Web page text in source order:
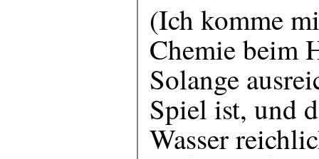
(Ich komme
Chemie beim
Solange
Spiel ist, und
Wasser